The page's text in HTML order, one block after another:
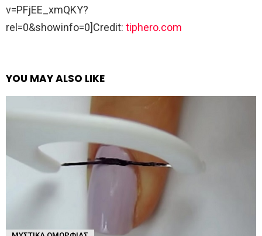
v=PFjEE_xmQKY?
rel=0&showinfo=0]Credit: tiphero.com
YOU MAY ALSO LIKE